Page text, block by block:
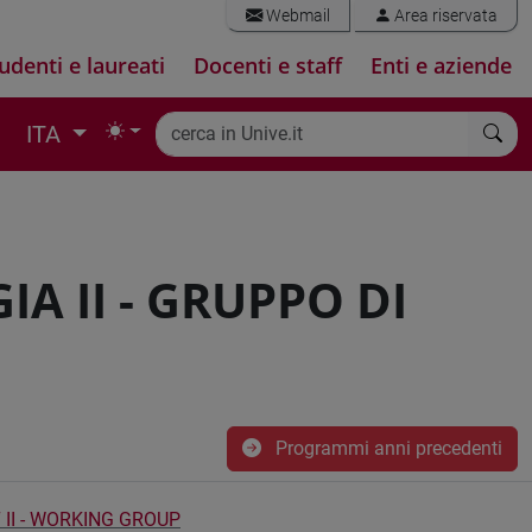
Webmail Area riservata
e laureati Docenti e staff Enti e aziende
ITA
II - GRUPPO DI
Programmi anni precedenti
- WORKING GROUP